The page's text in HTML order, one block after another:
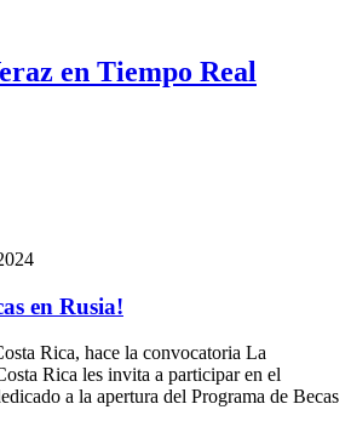
en Tiempo Real
en Rusia!
Rica, hace la convocatoria La
Rica les invita a participar en el
a la apertura del Programa de Becas